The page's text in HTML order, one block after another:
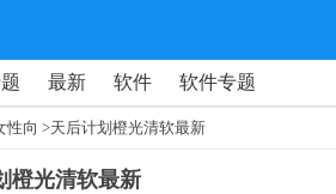
最新 软件 软件专题
性向 >天后计划橙光清软最新
橙光清软最新